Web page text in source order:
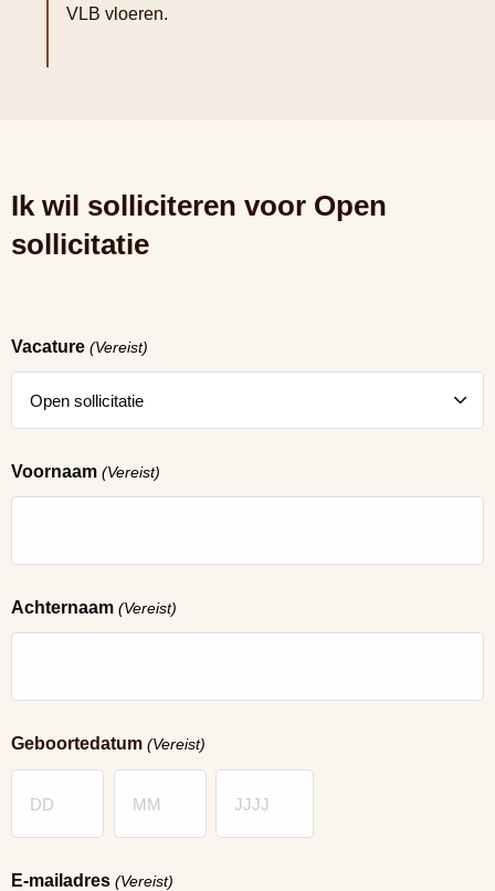
VLB vloeren.
Ik wil solliciteren voor Open
sollicitatie
Vacature (Vereist)
Voornaam (Vereist)
Achternaam (Vereist)
Geboortedatum (Vereist)
E-mailadres (Vereist)